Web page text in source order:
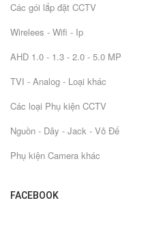
Các gói lắp đặt CCTV
Wirelees - Wifi - Ip
AHD 1.0 - 1.3 - 2.0 - 5.0 MP
TVI - Analog - Loại khác
Các loại Phụ kiện CCTV
Nguồn - Dây - Jack - Vỏ Đế
Phụ kiện Camera khác
FACEBOOK